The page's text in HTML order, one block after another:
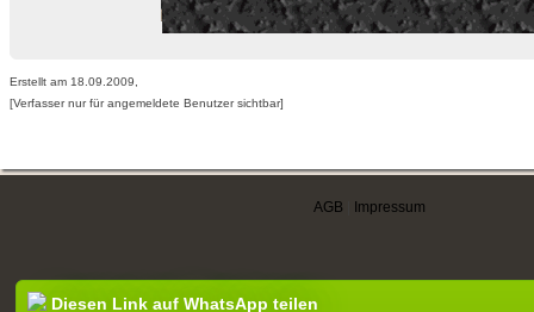
Erstellt am 18.09.2009,
[Verfasser nur für angemeldete Benutzer sichtbar]
AGB Impressum
Diesen Link auf WhatsApp teilen